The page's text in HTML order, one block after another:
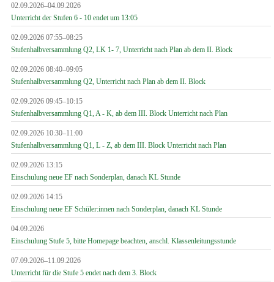
02.09.2026–04.09.2026
Unterricht der Stufen 6 - 10 endet um 13:05
02.09.2026 07:55–08:25
Stufenhalbversammlung Q2, LK 1- 7, Unterricht nach Plan ab dem II. Block
02.09.2026 08:40–09:05
Stufenhalbversammlung Q2, Unterricht nach Plan ab dem II. Block
02.09.2026 09:45–10:15
Stufenhalbversammlung Q1, A - K, ab dem III. Block Unterricht nach Plan
02.09.2026 10:30–11:00
Stufenhalbversammlung Q1, L - Z, ab dem III. Block Unterricht nach Plan
02.09.2026 13:15
Einschulung neue EF nach Sonderplan, danach KL Stunde
02.09.2026 14:15
Einschulung neue EF Schüler:innen nach Sonderplan, danach KL Stunde
04.09.2026
Einschulung Stufe 5, bitte Homepage beachten, anschl. Klassenleitungsstunde
07.09.2026–11.09.2026
Unterricht für die Stufe 5 endet nach dem 3. Block